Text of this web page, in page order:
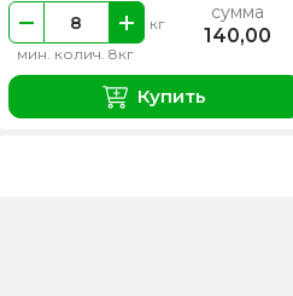
мин. колич. 8кг
кг сумма
140,00
Купить